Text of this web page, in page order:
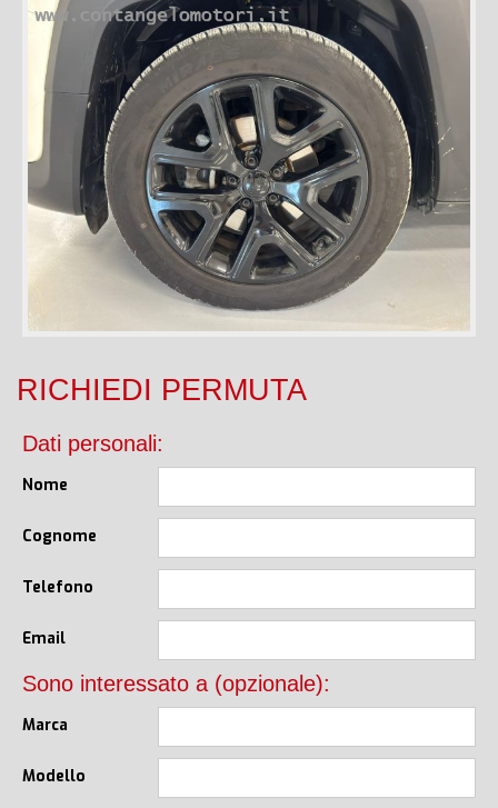
RICHIEDI PERMUTA
Dati personali:
Nome
Cognome
Telefono
Email
Sono interessato a (opzionale):
Marca
Modello